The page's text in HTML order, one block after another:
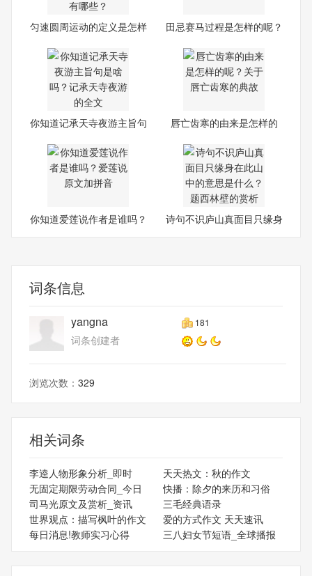
匀速圆周运动的定义是怎样
田忌赛马过程是怎样的呢？
你知道记承天寺夜游主旨句
唇亡齿寒的由来是怎样的
你知道爱莲说作者是谁吗？
诗句不识庐山真面目只缘身
词条信息
yangna 181
词条创建者
浏览次数： 329
相关词条
李逵人物形象分析_即时
天天热文：秋的作文
无固定期限劳动合同_今日
快播：除夕的来历和习俗
司马光原文及赏析_资讯
三毛经典语录
世界观点：描写枫叶的作文
爱的方式作文 天天速讯
每日消息!教师实习心得
三八妇女节短语_全球播报